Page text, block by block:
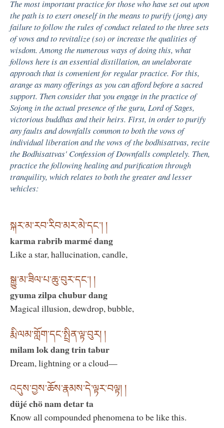
The most important practice for those who have set out upon
the path is to exert oneself in the means to purify (jong) any
failure to follow the rules of conduct related to the three sets
of vows and to revitalize (so) or increase the qualities of
wisdom. Among the numerous ways of doing this, what
follows here is an essential distillation, an unelaborate
approach that is convenient for regular practice. For this,
arange as many offerings as you can afford before a sacred
support. Then consider that you engage in the practice of
Sojong in the actual presence of the guru, Lord of Sages,
victorious buddhas and their heirs. First, in order to purify
any faults and downfalls common to both the vows of
individual liberation and the vows of the bodhisattvas, recite
the Bodhisattvas' Confession of Downfalls completely. Then,
practice the following healing and purification through
tranquility, which relates to both the greater and lesser
vehicles:
སྐར་མ་རབ་རིབ་མར་མེ་དང་། །
karma rabrib marmé dang
Like a star, hallucination, candle,
སྒྱུ་མ་ཟིལ་པ་ཆུ་བུར་དང་། །
gyuma zilpa chubur dang
Magical illusion, dewdrop, bubble,
རྨི་ལམ་གློག་དང་སྤྲིན་ལྟ་བུར། །
milam lok dang trin tabur
Dream, lightning or a cloud—
འདུས་བྱས་ཆོས་རྣམས་དེ་ལྟར་བལྟ། །
düjé chö nam detar ta
Know all compounded phenomena to be like this.